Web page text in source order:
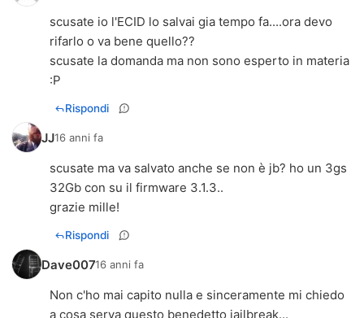
scusate io l'ECID lo salvai gia tempo fa....ora devo
rifarlo o va bene quello??
scusate la domanda ma non sono esperto in materia
:P
Rispondi
JJ16 anni fa
scusate ma va salvato anche se non è jb? ho un 3gs
32Gb con su il firmware 3.1.3..
grazie mille!
Rispondi
Dave00716 anni fa
Non c'ho mai capito nulla e sinceramente mi chiedo
a cosa serva questo benedetto jailbreak...